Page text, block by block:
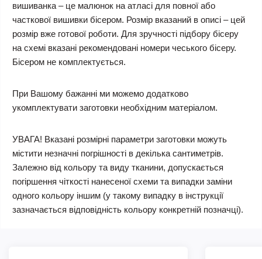
вишиванка – це малюнок на атласі для повної або
часткової вишивки бісером. Розмір вказаний в описі – цей
розмір вже готової роботи. Для зручності підбору бісеру
на схемі вказані рекомендовані номери чеського бісеру.
Бісером не комплектується.
При Вашому бажанні ми можемо додатково
укомплектувати заготовки необхідним матеріалом.
УВАГА! Вказані розмірні параметри заготовки можуть
містити незначні погрішності в декілька сантиметрів.
Залежно від кольору та виду тканини, допускається
погіршення чіткості нанесеної схеми та випадки заміни
одного кольору іншим (у такому випадку в інструкції
зазначається відповідність кольору конкретній позначці).